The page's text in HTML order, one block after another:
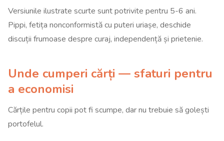
Versiunile ilustrate scurte sunt potrivite pentru 5-6 ani.
Pippi, fetița nonconformistă cu puteri uriașe, deschide
discuții frumoase despre curaj, independență și prietenie.
Unde cumperi cărți — sfaturi pentru
a economisi
Cărțile pentru copii pot fi scumpe, dar nu trebuie să golești
portofelul.